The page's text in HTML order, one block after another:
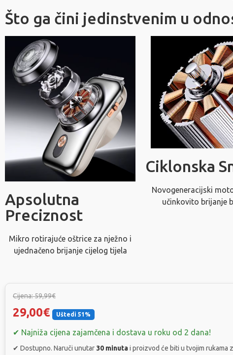
Što ga čini jedinstvenim u
Apsolutna
Preciznost
Mikro rotirajuće oštrice za nježno i
ujednačeno brijanje cijelog tijela
Ciklonska
Novogeneracijski
učinkovito brijanje
Cijena: 59,99€
29,00€ Uštedi 51%
✔ Najniža cijena zajamčena i dostava u roku od 2 dana!
✔ Dostupno. Naruči unutar 30 minutai proizvod će biti u tvojim rukama